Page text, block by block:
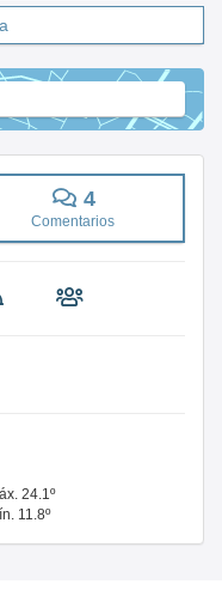
4
Comentarios
24.1º
11.8º